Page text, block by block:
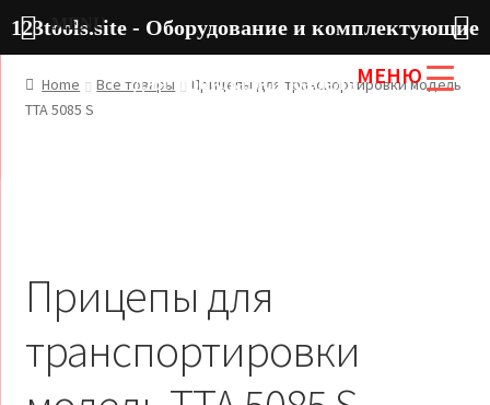
МЕНЮ
Home Все товары
Прицепы для транспортировки модель
TTA 5085 S
Прицепы для
транспортировки
MENU
123tools.site - Оборудование и комплектующие
для прокладки кабеля